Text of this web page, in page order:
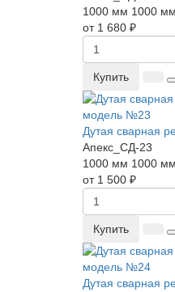
1000 мм 1000 мм
от 1 680 ₽
Купить
Дутая сварная
Апекс_СД-23
1000 мм 1000 мм
от 1 500 ₽
Купить
Дутая сварная